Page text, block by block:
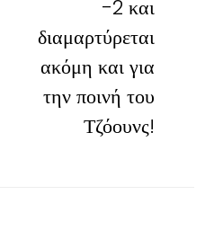
-2 και
διαμαρτύρεται
ακόμη και για
την ποινή του
Τζόουνς!